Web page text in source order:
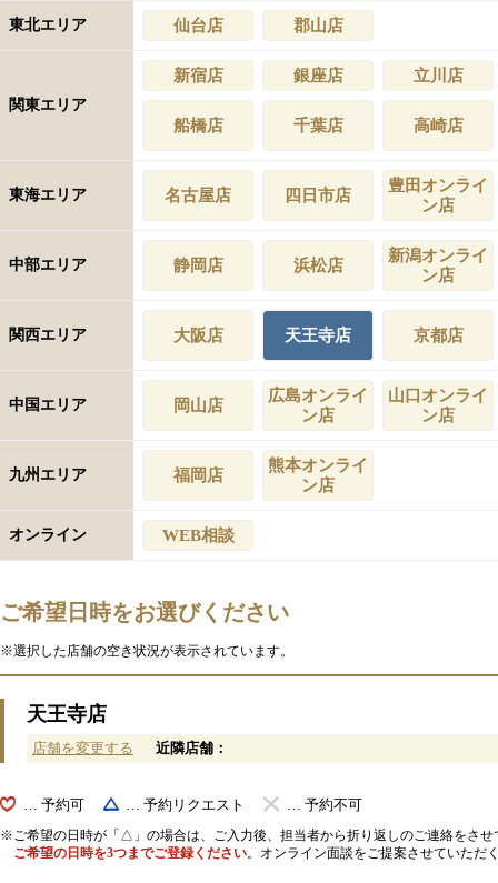
東北エリア 仙台店 郡山店
関東エリア
新宿店 銀座店 立川店
船橋店 千葉店 高崎店
東海エリア 名古屋店 四日市店
豊田オンライ
ン店
中部エリア 静岡店 浜松店
新潟オンライ
ン店
関西エリア 大阪店 天王寺店 京都店
中国エリア 岡山店
広島オンライ
ン店
山口オンライ
ン店
九州エリア 福岡店
熊本オンライ
ン店
オンライン WEB相談
ご希望日時をお選びください
※選択した店舗の空き状況が表示されています。
天王寺店
店舗を変更する 近隣店舗：
… 予約可 … 予約リクエスト … 予約不可
ご希望の日時が「△」の場合は、ご入力後、担当者から折り返しのご連絡をさせ
ご希望の日時を3つまでご登録ください。オンライン面談をご提案させていただ